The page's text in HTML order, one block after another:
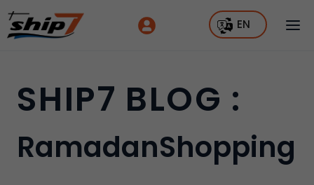
EN
SHIP7 BLOG :
RamadanShopping